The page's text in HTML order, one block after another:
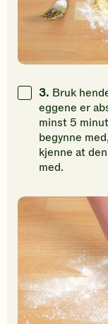
3. Bruk
eggene er
minst 5
begynne
kjenne at
med.